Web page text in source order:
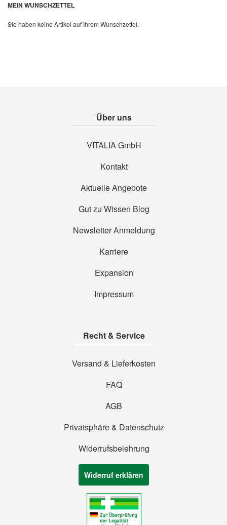
MEIN WUNSCHZETTEL
Sie haben keine Artikel auf Ihrem Wunschzettel.
Über uns
VITALIA GmbH
Kontakt
Aktuelle Angebote
Gut zu Wissen Blog
Newsletter Anmeldung
Karriere
Expansion
Impressum
Recht & Service
Versand & Lieferkosten
FAQ
AGB
Privatsphäre & Datenschutz
Widerrufsbelehrung
Widerruf erklären